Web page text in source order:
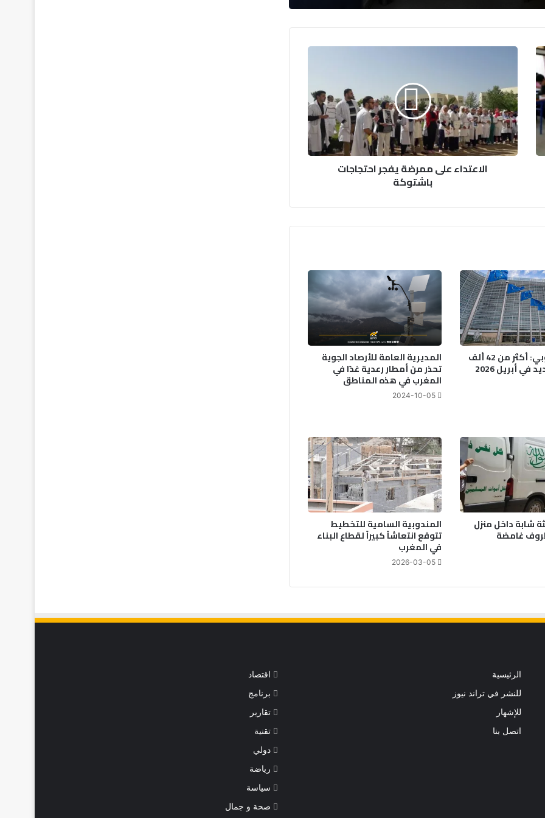
ع
ت
د
ا
ء
ع
م
ف
ج
ر
ا
ح
ت
ج
ا
ج
ش
و
الاعتداء على ممرضة يفجر احتجاجات
باشتوكة
الاتحاد الأوروبي: أكثر من 42 ألف
أبريل 2026
المديرية العامة للأرصاد الجوية
تحذر من أمطار رعدية غدًا في
المغرب في هذه المناطق
2024-10-05
شابة داخل منزل
غامضة
المندوبية السامية للتخطيط
تتوقع انتعاشاً كبيراً لقطاع البناء
في المغرب
2026-03-05
الرئيسية
للنشر في تراند نيوز
للإشهار
اتصل بنا
اقتصاد
برنامج
تقارير
تقنية
دولي
رياضة
سياسة
صحة و جمال